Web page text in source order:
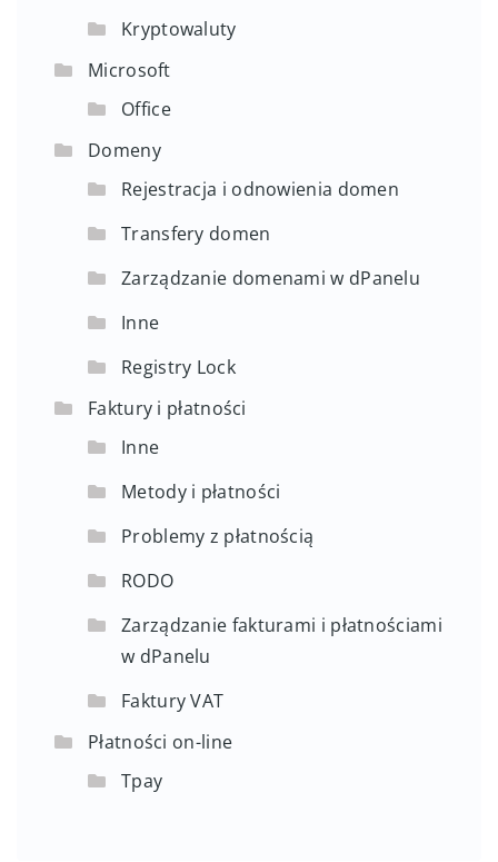
Kryptowaluty
Microsoft
Office
Domeny
Rejestracja i odnowienia domen
Transfery domen
Zarządzanie domenami w dPanelu
Inne
Registry Lock
Faktury i płatności
Inne
Metody i płatności
Problemy z płatnością
RODO
Zarządzanie fakturami i płatnościami
w dPanelu
Faktury VAT
Płatności on-line
Tpay